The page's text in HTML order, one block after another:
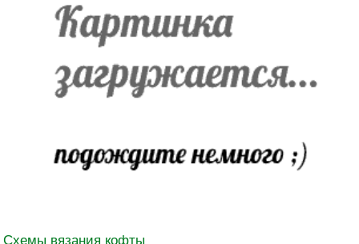
Схемы вязания кофты